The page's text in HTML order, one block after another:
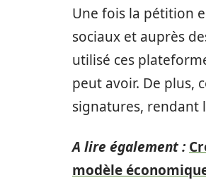
Une fois la pétition
sociaux et auprès
utilisé ces
peut avoir. De plus,
signatures, rendant
A lire également :
modèle